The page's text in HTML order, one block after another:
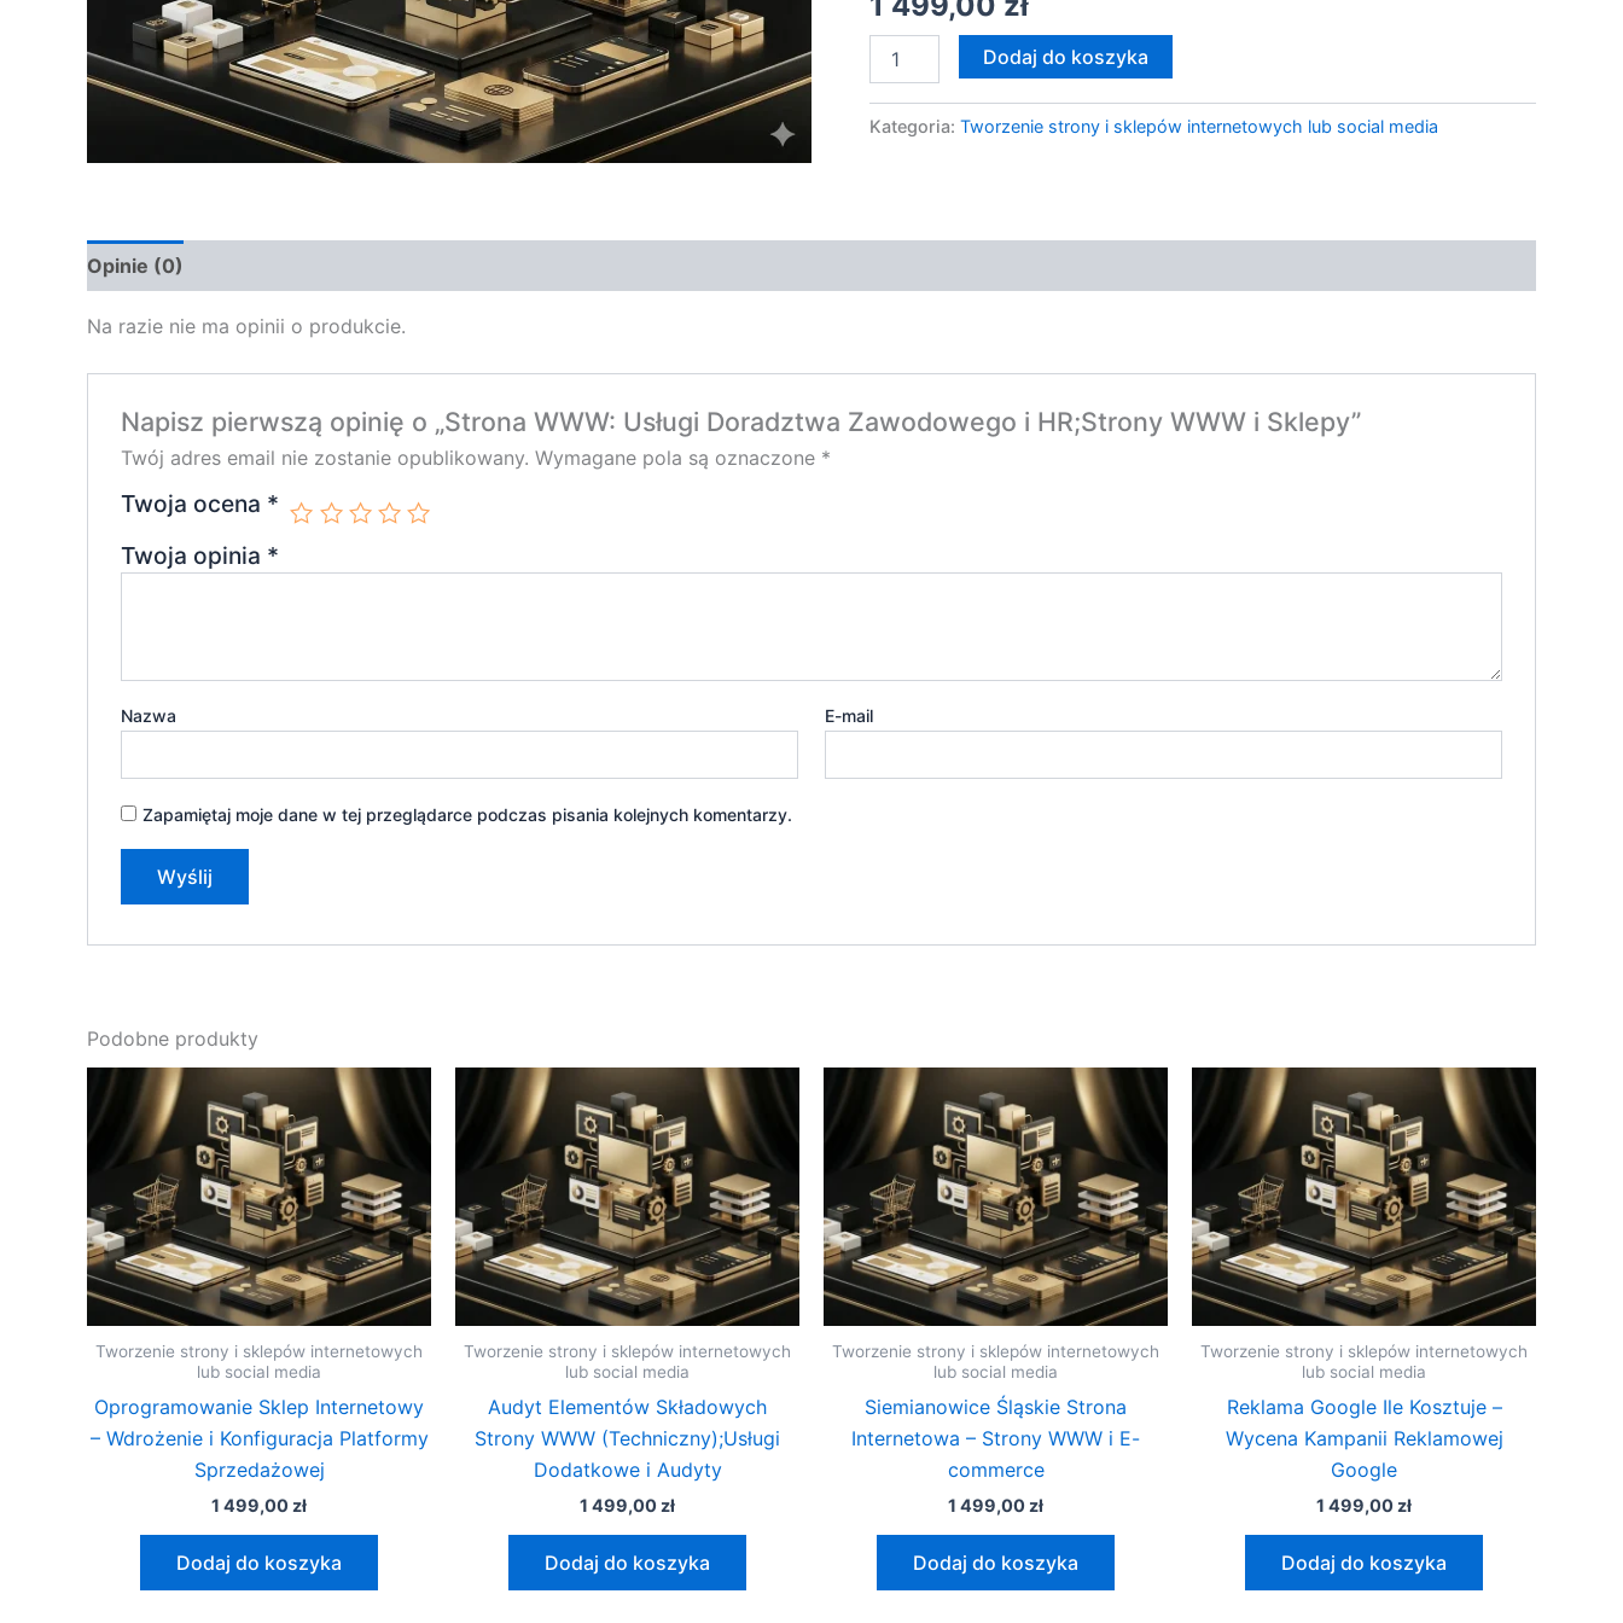
Sklepy
Dodaj do koszyka
Kategoria: Tworzenie strony i sklepów internetowych lub social media
Opinie (0)
Na razie nie ma opinii o produkcie.
Napisz pierwszą opinię o „Strona WWW: Usługi Doradztwa Zawodowego i HR;Strony WWW i Sklepy”
Twój adres email nie zostanie opublikowany. Wymagane pola są oznaczone *
Twoja ocena *
Twoja opinia *
Nazwa E-mail
Zapamiętaj moje dane w tej przeglądarce podczas pisania kolejnych komentarzy.
Podobne produkty
Tworzenie strony i sklepów internetowych
lub social media
Oprogramowanie Sklep Internetowy
– Wdrożenie i Konfiguracja Platformy
Sprzedażowej
1 499,00 zł
Dodaj do koszyka
Tworzenie strony i sklepów internetowych
lub social media
Audyt Elementów Składowych
Strony WWW (Techniczny);Usługi
Dodatkowe i Audyty
1 499,00 zł
Dodaj do koszyka
Tworzenie strony i sklepów internetowych
lub social media
Siemianowice Śląskie Strona
Internetowa – Strony WWW i E-
commerce
1 499,00 zł
Dodaj do koszyka
Tworzenie strony i sklepów internetowych
lub social media
Reklama Google Ile Kosztuje –
Wycena Kampanii Reklamowej
Google
1 499,00 zł
Dodaj do koszyka